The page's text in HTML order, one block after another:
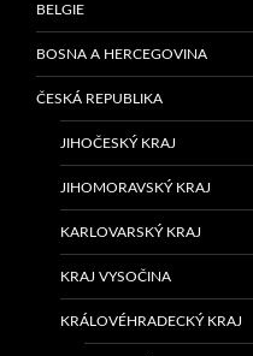
BELGIE
BOSNA A HERCEGOVINA
ČESKÁ REPUBLIKA
JIHOČESKÝ KRAJ
JIHOMORAVSKÝ KRAJ
KARLOVARSKÝ KRAJ
KRAJ VYSOČINA
KRÁLOVÉHRADECKÝ KRAJ